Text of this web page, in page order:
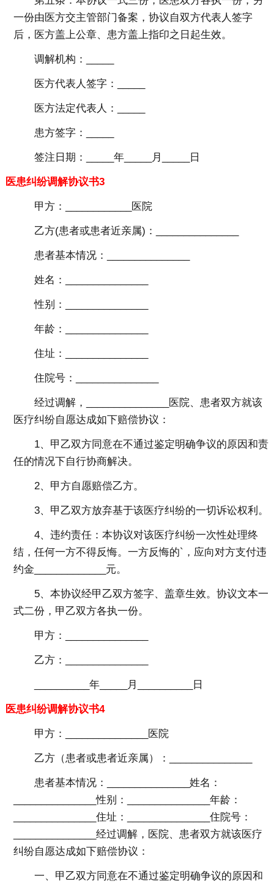
一份由医方交主管部门备案，协议自双方代表人签字
后，医方盖上公章、患方盖上指印之日起生效。
调解机构：_____
医方代表人签字：_____
医方法定代表人：_____
患方签字：_____
签注日期：_____年_____月_____日
医患纠纷调解协议书3
甲方：____________医院
乙方(患者或患者近亲属)：_______________
患者基本情况：_______________
姓名：_______________
性别：_______________
年龄：_______________
住址：_______________
住院号：_______________
经过调解，_______________医院、患者双方就该
医疗纠纷自愿达成如下赔偿协议：
1、甲乙双方同意在不通过鉴定明确争议的原因和责
任的情况下自行协商解决。
2、甲方自愿赔偿乙方。
3、甲乙双方放弃基于该医疗纠纷的一切诉讼权利。
4、违约责任：本协议对该医疗纠纷一次性处理终
结，任何一方不得反悔。一方反悔的`，应向对方支付违
约金_____________元。
5、本协议经甲乙双方签字、盖章生效。协议文本一
式二份，甲乙双方各执一份。
甲方：_______________
乙方：_______________
__________年_____月__________日
医患纠纷调解协议书4
甲方：_______________医院
乙方（患者或患者近亲属）：_______________
患者基本情况：_______________姓名：
_______________性别：_______________年龄：
_______________住址：_______________住院号：
_______________经过调解，医院、患者双方就该医疗
纠纷自愿达成如下赔偿协议：
一、甲乙双方同意在不通过鉴定明确争议的原因和